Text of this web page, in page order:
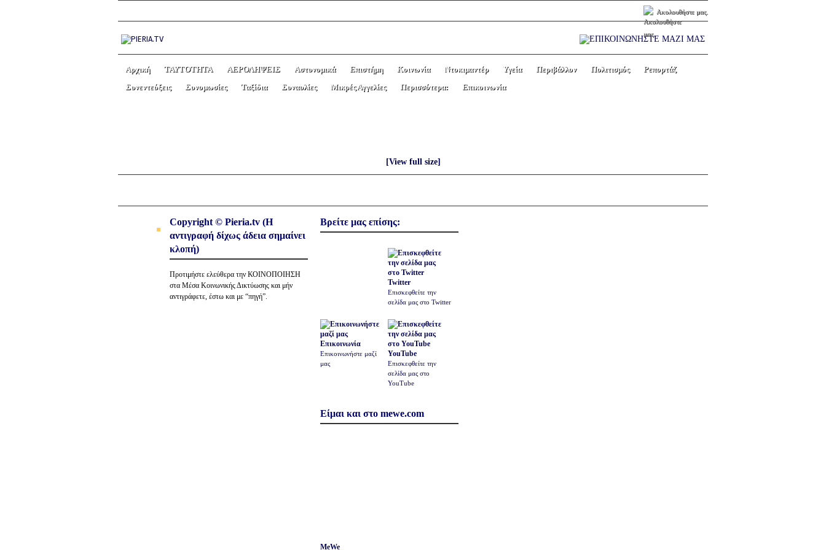
Ακολουθήστε μας.
Αρχική ΤΑΥΤΟΤΗΤΑ ΑΕΡΟΛΗΨΕΙΣ Αστυνομικά Επιστήμη Κοινωνία Ντοκιμαντέρ Υγεία Περιβάλλον Πολιτισμός
Ρεπορτάζ
Συνεντεύξεις
Συνομωσίες Ταξίδια Συναυλίες Μικρές Αγγελίες Περισσότερα: Επικοινωνία
[View full size]
Copyright © Pieria.tv (Η
αντιγραφή δίχως άδεια σημαίνει
κλοπή)
Προτιμήστε ελεύθερα την ΚΟΙΝΟΠΟΙΗΣΗ
στα Μέσα Κοινωνικής Δικτύωσης και μήν
αντιγράφετε, έστω και με “πηγή”.
Βρείτε μας επίσης:
Twitter
Επισκεφθείτε την
σελίδα μας στο Twitter
Επικοινωνία
Επικοινωνήστε μαζί
μας
YouTube
Επισκεφθείτε την
σελίδα μας στο
YouTube
Είμαι και στο mewe.com
MeWe